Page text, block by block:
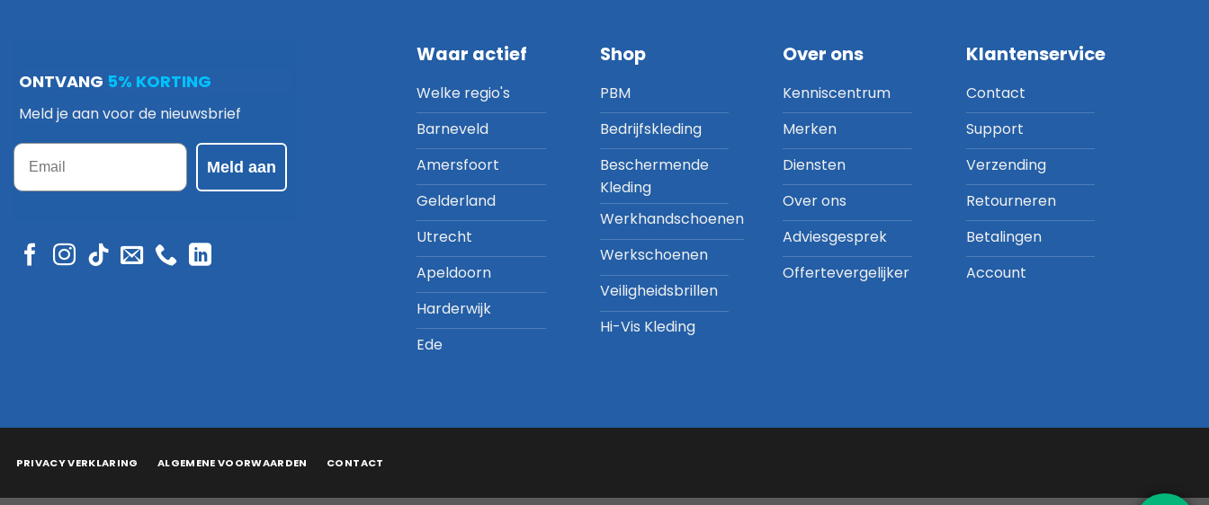
ONTVANG 5% KORTING
Meld je aan voor de nieuwsbrief
Email
Meld aan
Waar actief
Welke regio's
Barneveld
Amersfoort
Gelderland
Utrecht
Apeldoorn
Harderwijk
Ede
Shop
PBM
Bedrijfskleding
Beschermende
Kleding
Werkhandschoenen
Werkschoenen
Veiligheidsbrillen
Hi-Vis Kleding
Over ons
Kenniscentrum
Merken
Diensten
Over ons
Adviesgesprek
Offertevergelijker
Klantenservice
Contact
Support
Verzending
Retourneren
Betalingen
Account
PRIVACY VERKLARING ALGEMENE VOORWAARDEN CONTACT